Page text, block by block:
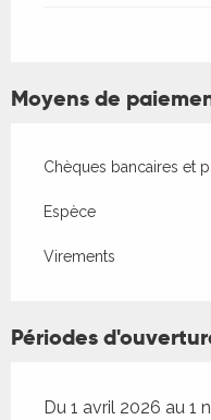
Moyens de
Chèques bancaires et
Espèce
Virements
Périodes
Du 1 avril 2026 au 1